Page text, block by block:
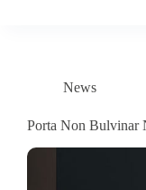
News
Porta Non Bulvinar